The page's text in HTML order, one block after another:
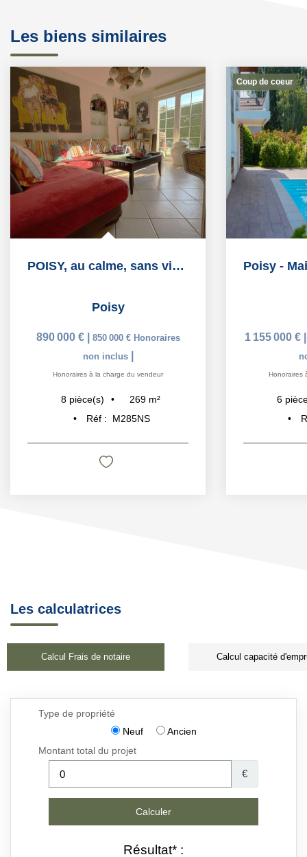
Les biens similaires
POISY, au calme, sans vis à vis, maison de 179m2 avec...
Poisy
890 000 € 850 000 € Honoraires
non inclus
Honoraires à la charge du vendeur
8 pièce(s) 269 m²
Réf :
M285NS
Coup de coeur
1 155 000 €
Honoraires
6
Les calculatrices
Calcul Frais de notaire Calcul capacité